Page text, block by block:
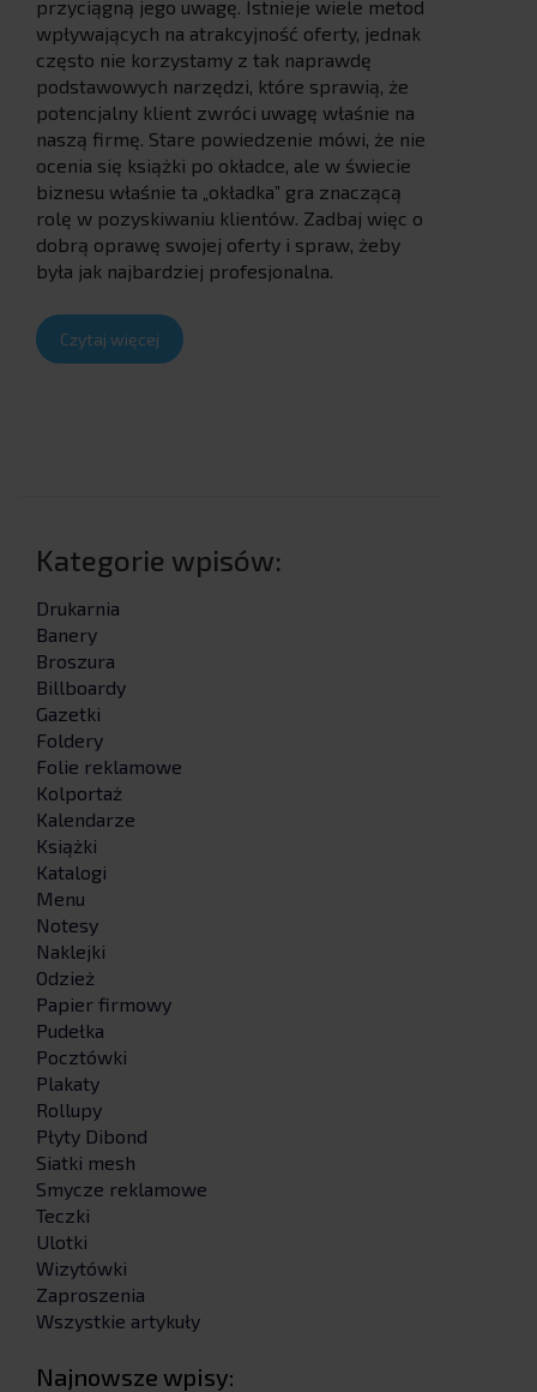
przyciągną jego uwagę. Istnieje wiele metod
wpływających na atrakcyjność oferty, jednak
często nie korzystamy z tak naprawdę
podstawowych narzędzi, które sprawią, że
potencjalny klient zwróci uwagę właśnie na
naszą firmę. Stare powiedzenie mówi, że nie
ocenia się książki po okładce, ale w świecie
biznesu właśnie ta „okładka” gra znaczącą
rolę w pozyskiwaniu klientów. Zadbaj więc o
dobrą oprawę swojej oferty i spraw, żeby
była jak najbardziej profesjonalna.
Czytaj więcej
Kategorie wpisów:
Drukarnia
Banery
Broszura
Billboardy
Gazetki
Foldery
Folie reklamowe
Kolportaż
Kalendarze
Książki
Katalogi
Menu
Notesy
Naklejki
Odzież
Papier firmowy
Pudełka
Pocztówki
Plakaty
Rollupy
Płyty Dibond
Siatki mesh
Smycze reklamowe
Teczki
Ulotki
Wizytówki
Zaproszenia
Wszystkie artykuły
Najnowsze wpisy: